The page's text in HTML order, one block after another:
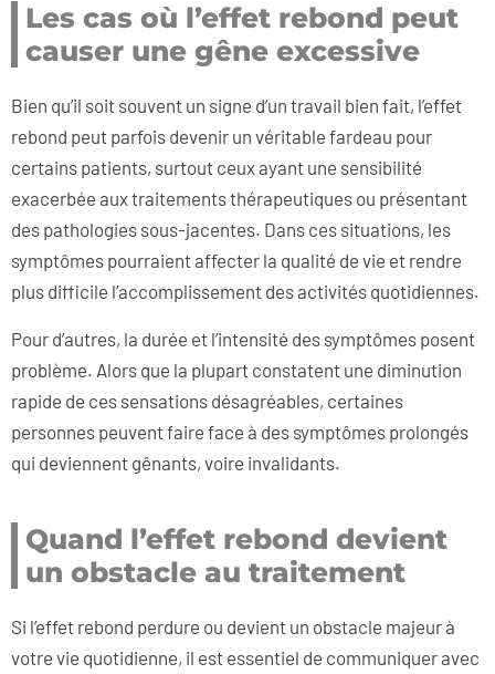
Les cas où l’effet rebond peut
causer une gêne excessive
Bien qu’il soit souvent un signe d’un travail bien fait, l’effet
rebond peut parfois devenir un véritable fardeau pour
certains patients, surtout ceux ayant une sensibilité
exacerbée aux traitements thérapeutiques ou présentant
des pathologies sous-jacentes. Dans ces situations, les
symptômes pourraient affecter la qualité de vie et rendre
plus difficile l’accomplissement des activités quotidiennes.
Pour d’autres, la durée et l’intensité des symptômes posent
problème. Alors que la plupart constatent une diminution
rapide de ces sensations désagréables, certaines
personnes peuvent faire face à des symptômes prolongés
qui deviennent gênants, voire invalidants.
Quand l’effet rebond devient
un obstacle au traitement
Si l’effet rebond perdure ou devient un obstacle majeur à
votre vie quotidienne, il est essentiel de communiquer avec